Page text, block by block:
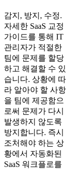
감지, 방지, 수정.
자세한 SaaS 교정
가이드를 통해 IT
관리자가 적절한
팀에 문제를 할당
하고 해결할 수 있
습니다. 상황에 따
라 알아야 할 사항
을 팀에 제공함으
로써 문제가 다시
발생하지 않도록
방지합니다. 즉시
조처해야 하는 상
황에서 자동화된
SaaS 워크플로를